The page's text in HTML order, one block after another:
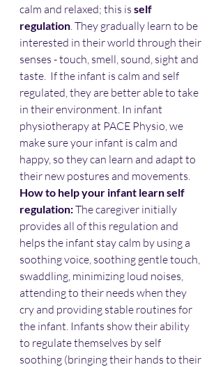
calm and relaxed; this is self
regulation. They gradually learn to be
interested in their world through their
senses - touch, smell, sound, sight and
taste.  If the infant is calm and self
regulated, they are better able to take
in their environment. In infant
physiotherapy at PACE Physio, we
make sure your infant is calm and
happy, so they can learn and adapt to
their new postures and movements.
How to help your infant learn self
regulation: The caregiver initially
provides all of this regulation and
helps the infant stay calm by using a
soothing voice, soothing gentle touch,
swaddling, minimizing loud noises,
attending to their needs when they
cry and providing stable routines for
the infant. Infants show their ability
to regulate themselves by self
soothing (bringing their hands to their